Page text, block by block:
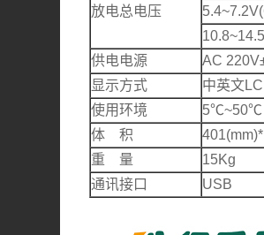
放电总电压
供电电源
AC
显示方式
中英文
使用环境
5℃~50℃
体 积
重 量
15Kg
通讯接口
USB